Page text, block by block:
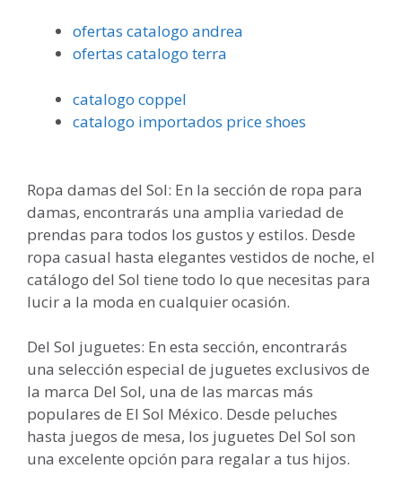
ofertas catalogo andrea
ofertas catalogo terra
catalogo coppel
catalogo importados price shoes
Ropa damas del Sol: En la sección de ropa para
damas, encontrarás una amplia variedad de
prendas para todos los gustos y estilos. Desde
ropa casual hasta elegantes vestidos de noche, el
catálogo del Sol tiene todo lo que necesitas para
lucir a la moda en cualquier ocasión.
Del Sol juguetes: En esta sección, encontrarás
una selección especial de juguetes exclusivos de
la marca Del Sol, una de las marcas más
populares de El Sol México. Desde peluches
hasta juegos de mesa, los juguetes Del Sol son
una excelente opción para regalar a tus hijos.